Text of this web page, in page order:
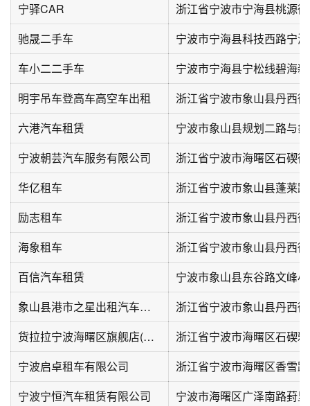
宁驿CAR
驰晟二手车
车小二二手车
宁波市宁海县宁松线碧海
明宇吊车登高车高空车出租
六港汽车租赁
宁波朝芸汽车服务有限公司
华亿租车
浙江省宁波市象山县蓬莱
励志租车
浙江省宁波市象山县丹西
海象租车
百信汽车租赁
宁波市象山县东谷路文峰
象山县港市之星出租汽车有限公司
货拉拉宁波海曙区旗舰店(司机加入、租车买车)
宁波启卓租车有限公司
浙江省宁波市海曙区香雪路
宁波宁恒汽车租赁有限公司